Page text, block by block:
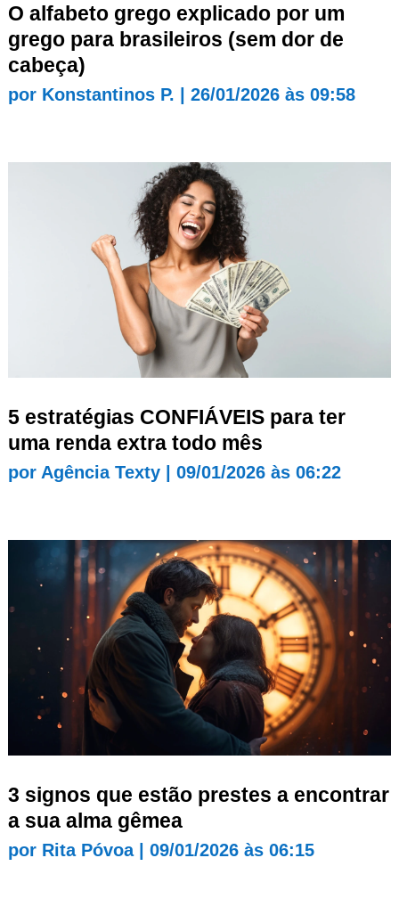
O alfabeto grego explicado por um
grego para brasileiros (sem dor de
cabeça)
por Konstantinos P. 26/01/2026 às 09:58
5 estratégias CONFIÁVEIS para ter
uma renda extra todo mês
por Agência Texty| 09/01/2026 às 06:22
3 signos que estão prestes a encontrar
a sua alma gêmea
por Rita Póvoa| 09/01/2026 às 06:15